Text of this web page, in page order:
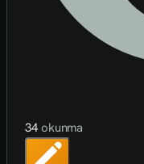
34okunma